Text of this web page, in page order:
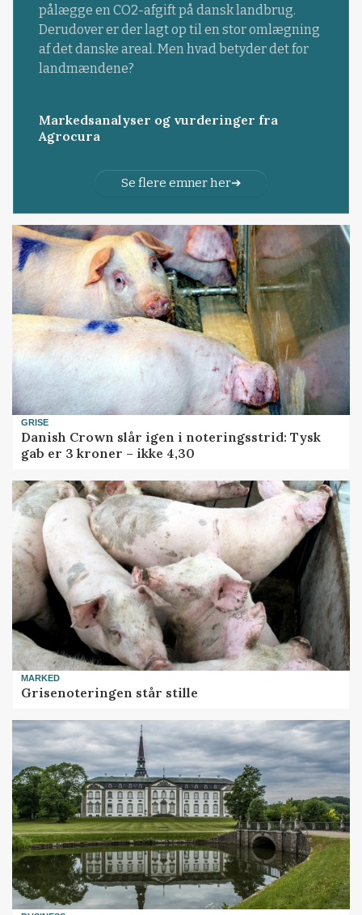
pålægge en CO2-afgift på dansk landbrug.
Derudover er der lagt op til en stor omlægning
af det danske areal. Men hvad betyder det for
landmændene?
Markedsanalyser og vurderinger fra
Agrocura
Se flere emner her
GRISE
Danish Crown slår igen i noteringsstrid: Tysk
gab er 3 kroner – ikke 4,30
MARKED
Grisenoteringen står stille